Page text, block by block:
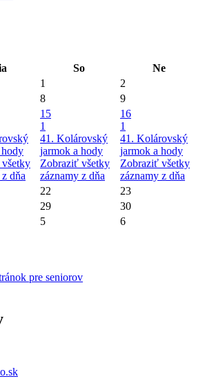
So
Ne
1
2
8 9
dňa
15
1
41. Kolárovský
jarmok a hody
Zobraziť všetky
záznamy z dňa
16
1
41. Kolárovský
jarmok a hody
Zobraziť všetky
záznamy z dňa
22
23
29
30
5 6
pre seniorov